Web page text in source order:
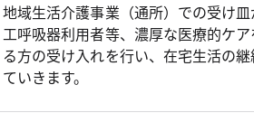
地域生活介護事業（通所）での受け
工呼吸器利用者等、濃厚な医療的ケ
る方の受け入れを行い、在宅生活の
ていきます。